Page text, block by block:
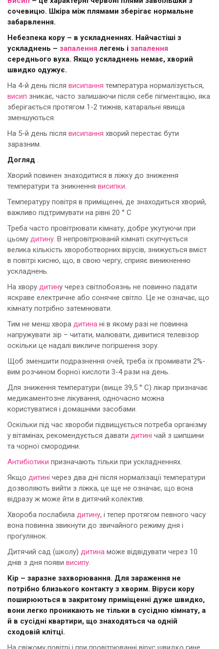
сочевицю. Шкіра між плямами зберігає нормальне
забарвлення.
Небезпека кору – в ускладненнях. Найчастіші з
ускладнень – запалення легень і запалення
середнього вуха. Якщо ускладнень немає, хворий
швидко одужує.
На 4-й день після висипання температура нормалізується,
висип зникає, часто залишаючи після себе пігментацію, яка
зберігається протягом 1-2 тижнів, катаральні явища
зменшуються.
На 5-й день після висипання хворий перестає бути
заразним.
Догляд
Хворий повинен знаходитися в ліжку до зниження
температури та зникнення висипки
Температуру повітря в приміщенні, де знаходиться хворий,
важливо підтримувати на рівні 20 ° С
Треба часто провітрювати кімнату, добре укутуючи при
цьому дитину . В непровітрюваній кімнаті скупчується
велика кількість хвороботворних вірусів, знижується вміст
в повітрі кисню, що, в свою чергу, сприяє виникненню
ускладнень.
На хвору дитину через світлобоязнь не повинно падати
яскраве електричне або сонячне світло. Це не означає, що
кімнату потрібно затемнювати.
Тим не менш хвора дитина ні в якому разі не повинна
напружувати зір – читати, малювати, дивитися телевізор
оскільки це надалі викличе погіршення зору.
Щоб зменшити подразнення очей, треба їх промивати 2%-
вим розчином борної кислоти 3-4 рази на день.
Для зниження температури (вище 39,5 ° С) лікар призначає
медикаментозне лікування, одночасно можна
користуватися і домашніми засобами.
Оскільки під час хвороби підвищується потреба організму
у вітамінах, рекомендується давати дитині чай з шипшини
та чорної смородини.
Антибіотики призначають тільки при ускладненнях.
Якщо дитині через два дні після нормалізації температури
дозволяють вийти з ліжка, це ще не означає, що вона
відразу ж може йти в дитячий колектив.
Хвороба послабила дитину, і тепер протягом певного часу
вона повинна звикнути до звичайного режиму дня і
прогулянок.
Дитячий сад (школу) дитина може відвідувати через 10
днів з дня появи висипу
Кір – заразне захворювання. Для зараження не
потрібно близького контакту з хворим. Віруси кору
поширюються в закритому приміщенні дуже швидко,
вони легко проникають не тільки в сусідню кімнату, а
й в сусідні квартири, що знаходяться ча одній
сходовій клітці.